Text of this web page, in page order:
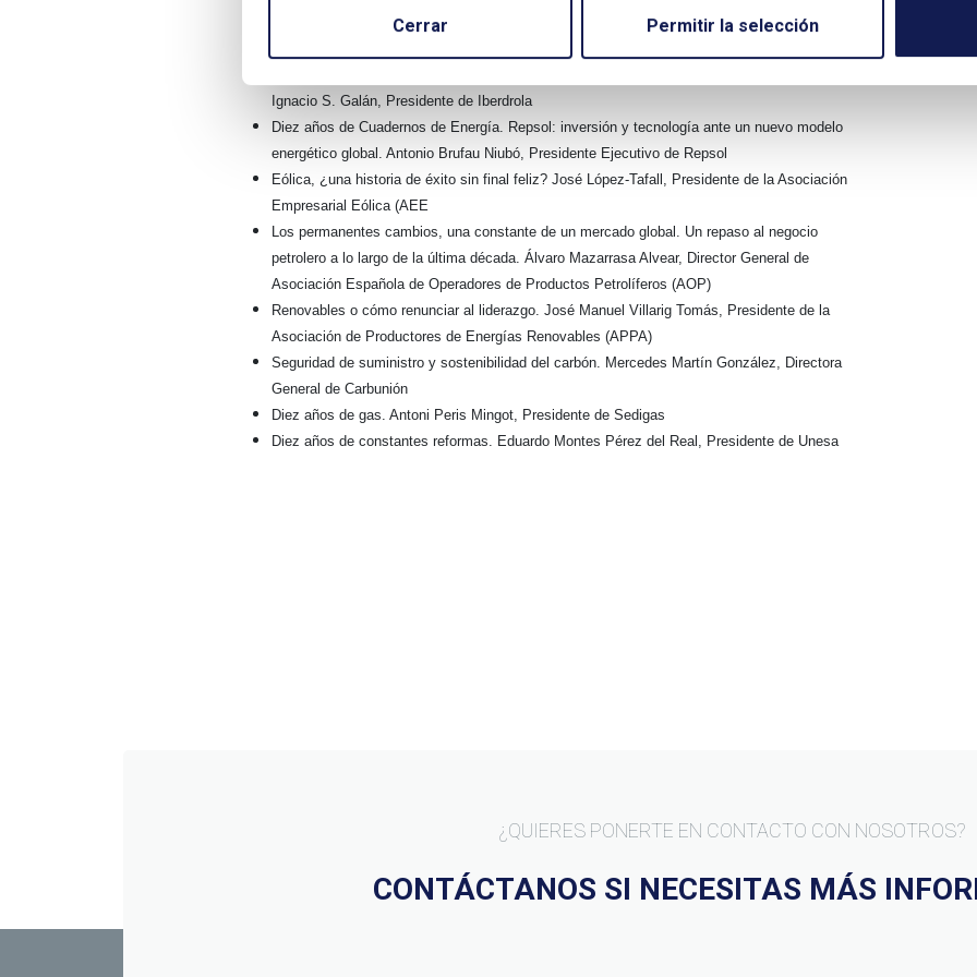
Cerrar Permitir la selección
Gas Natural Fenosa, la experiencia de 170 años al servicio de más de 25 países. Salvador
Ignacio S. Galán, Presidente de Iberdrola
Diez años de Cuadernos de Energía. Repsol: inversión y tecnología ante un nuevo modelo
energético global. Antonio Brufau Niubó, Presidente Ejecutivo de Repsol
Eólica, ¿una historia de éxito sin final feliz? José López-Tafall, Presidente de la Asociación
Empresarial Eólica (AEE
Los permanentes cambios, una constante de un mercado global. Un repaso al negocio
petrolero a lo largo de la última década. Álvaro Mazarrasa Alvear, Director General de
Asociación Española de Operadores de Productos Petrolíferos (AOP)
Renovables o cómo renunciar al liderazgo. José Manuel Villarig Tomás, Presidente de la
Asociación de Productores de Energías Renovables (APPA)
Seguridad de suministro y sostenibilidad del carbón. Mercedes Martín González, Directora
General de Carbunión
Diez años de gas. Antoni Peris Mingot, Presidente de Sedigas
Diez años de constantes reformas. Eduardo Montes Pérez del Real, Presidente de Unesa
¿QUIERES PONERTE EN CONTACTO CON NOSOTROS?
CONTÁCTANOS SI NECESITAS MÁS